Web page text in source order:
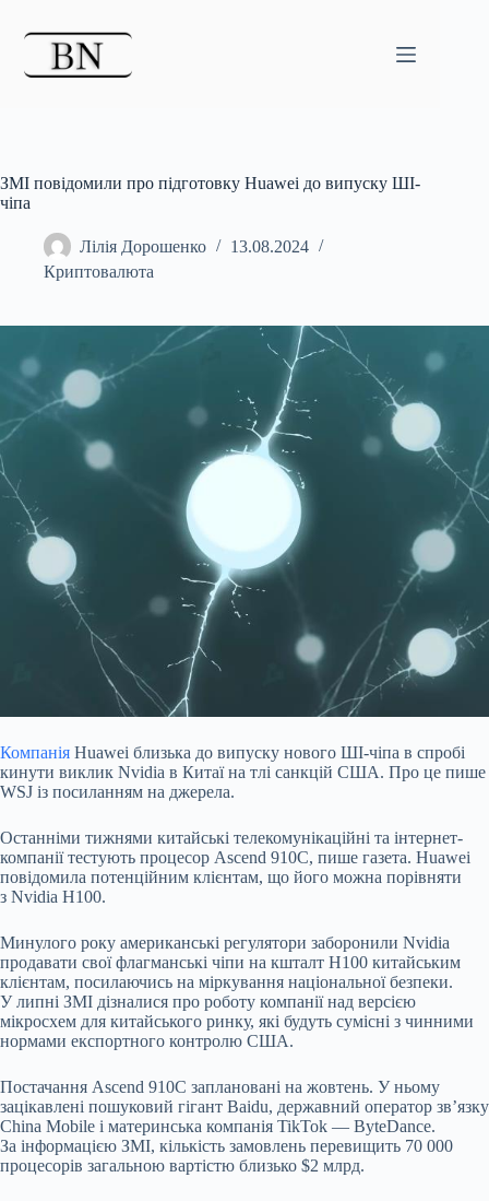
ЗМІ повідомили про підготовку Huawei до випуску ШІ-
чіпа
Лілія Дорошенко
13.08.2024
Криптовалюта
Компанія Huawei близька до випуску нового ШІ-чіпа в спробі
кинути виклик Nvidia в Китаї на тлі санкцій США. Про це пише
WSJ із посиланням на джерела.
Останніми тижнями китайські телекомунікаційні та інтернет-
компанії тестують процесор Ascend 910C, пише газета. Huawei
повідомила потенційним клієнтам, що його можна порівняти
з Nvidia H100.
Минулого року американські регулятори заборонили Nvidia
продавати свої флагманські чіпи на кшталт H100 китайським
клієнтам, посилаючись на міркування національної безпеки.
У липні ЗМІ дізналися про роботу компанії над версією
мікросхем для китайського ринку, які будуть сумісні з чинними
нормами експортного контролю США.
Постачання Ascend 910C заплановані на жовтень. У ньому
зацікавлені пошуковий гігант Baidu, державний оператор зв’язку
China Mobile і материнська компанія TikTok — ByteDance.
За інформацією ЗМІ, кількість замовлень перевищить 70 000
процесорів загальною вартістю близько $2 млрд.